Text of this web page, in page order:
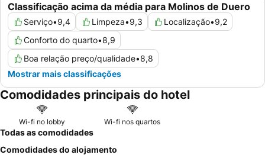
Classificação acima da média para Molinos de Duero
Serviço•9,4 Limpeza•9,3 Localização•9,2
Conforto do quarto•8,9
Boa relação preço/qualidade•8,8
Mostrar mais classificações
Comodidades principais do hotel
Wi-fi no lobby Wi-fi nos quartos
Todas as comodidades
Comodidades do alojamento